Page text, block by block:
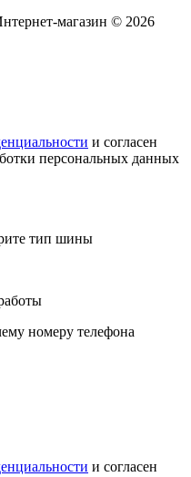
магазин © 2026
и согласен
персональных данных
тип шины
номеру телефона
и согласен